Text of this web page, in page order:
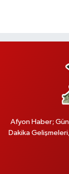
Afyon Haber;
Dakika